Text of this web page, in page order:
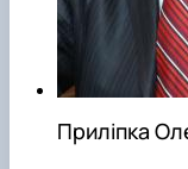
Приліпка